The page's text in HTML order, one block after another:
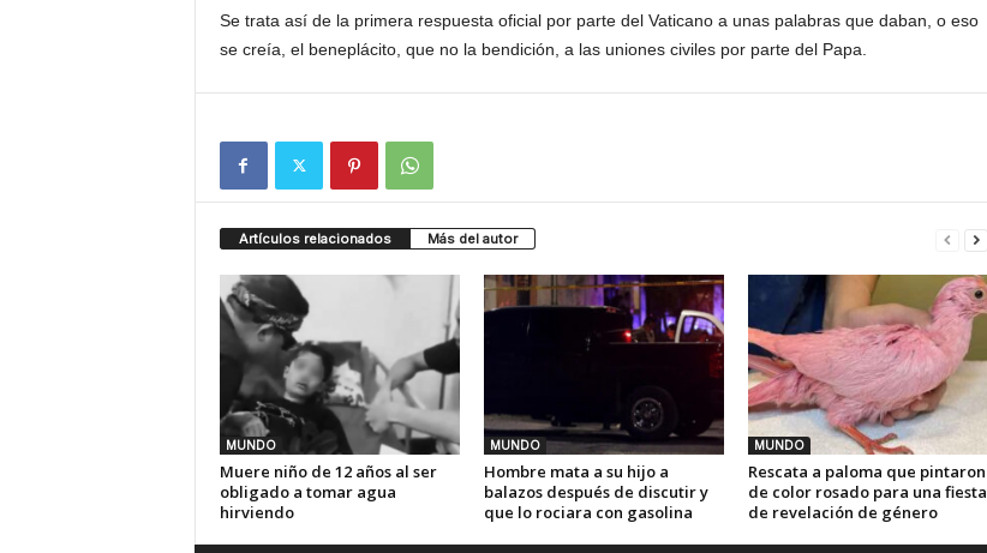
Se trata así de la primera respuesta oficial por parte del Vaticano a unas palabras que daban, o eso
se creía, el beneplácito, que no la bendición, a las uniones civiles por parte del Papa.
Artículos relacionados Más del autor
MUNDO
Muere niño de 12 años al ser
obligado a tomar agua
hirviendo
MUNDO
Hombre mata a su hijo a
balazos después de discutir y
que lo rociara con gasolina
MUNDO
Rescata a paloma que pintaron
de color rosado para una fiesta
de revelación de género